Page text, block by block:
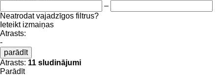
–
Neatrodat vajadzīgos filtrus?
Ieteikt izmaiņas
Atrasts:
-
parādīt
Atrasts: 11 sludinājumi
Parādīt